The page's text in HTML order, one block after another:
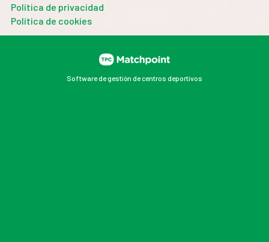
Política de privacidad
Política de cookies
Software de gestión de centros deportivos